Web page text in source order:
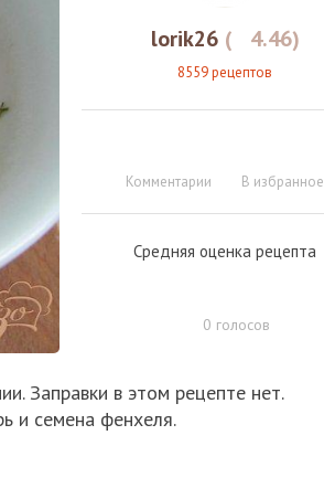
lorik26 ( 4.46)
8559 рецептов
Комментарии В избранное
Средняя оценка рецепта
0 голосов
Заправки в этом рецепте нет.
и семена фенхеля.